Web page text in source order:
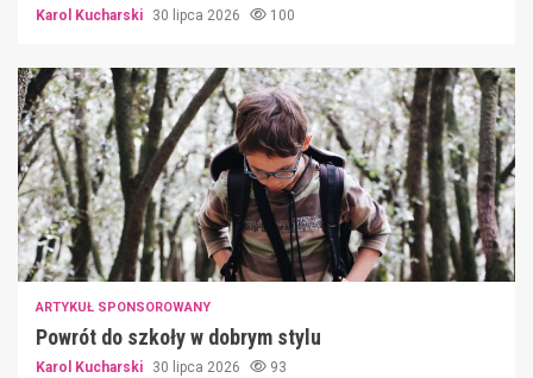
Karol Kucharski 30 lipca 2026 100
ARTYKUŁ SPONSOROWANY
Powrót do szkoły w dobrym stylu
Karol Kucharski 30 lipca 2026 93